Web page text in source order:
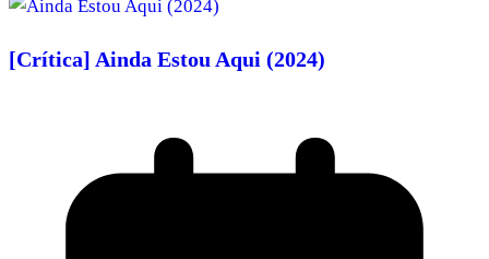
[Crítica] Ainda Estou Aqui (2024)